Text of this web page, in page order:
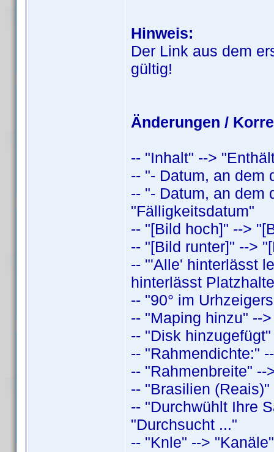
Hinweis:
Der Link aus dem
gültig!
Änderungen /
-- "Inhalt" -->
-- "- Datum, an dem
-- "- Datum, an dem
"Fälligkeitsdatum"
-- "[Bild hoch]" -->
-- "[Bild runter]" -->
-- "'Alle' hinterlässt
hinterlässt
-- "90° im
-- "Maping hinzu" --
-- "Disk
-- "Rahmendichte:"
-- "Rahmenbreite" --
-- "Brasilien
-- "Durchwühlt Ihre
"Durchsucht ..."
-- "Knle" --> "Kanäle"